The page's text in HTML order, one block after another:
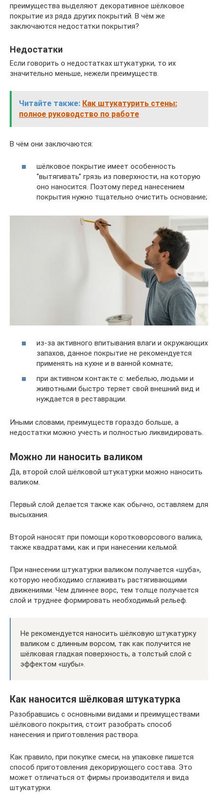
преимущества выделяют декоративное шёлковое
покрытие из ряда других покрытий. В чём же
заключаются недостатки покрытия?
Недостатки
Если говорить о недостатках штукатурки, то их
значительно меньше, нежели преимуществ.
Читайте также: Как штукатурить стены:
полное руководство по работе
В чём они заключаются:
шёлковое покрытие имеет особенность
“вытягивать” грязь из поверхности, на которую
оно наносится. Поэтому перед нанесением
покрытия нужно тщательно очистить основание;
из-за активного впитывания влаги и окружающих
запахов, данное покрытие не рекомендуется
применять на кухне и в ванной комнате;
при активном контакте с: мебелью, людьми и
животными быстро теряет свой внешний вид и
нуждается в реставрации.
Иными словами, преимуществ гораздо больше, а
недостатки можно учесть и полностью ликвидировать.
Можно ли наносить валиком
Да, второй слой шёлковой штукатурки можно наносить
валиком.
Первый слой делается также как обычно, оставляем для
высыхания.
Второй наносят при помощи коротковорсового валика,
также квадратами, как и при нанесении кельмой.
При нанесении штукатурки валиком получается «шуба»,
которую необходимо сглаживать растягивающими
движениями. Чем длиннее ворс, тем толще получается
слой и труднее формировать необходимый рельеф.
Не рекомендуется наносить шёлковую штукатурку
валиком с длинным ворсом, так как получится не
шёлковая гладкая поверхность, а толстый слой с
эффектом «шубы».
Как наносится шёлковая штукатурка
Разобравшись с основными видами и преимуществами
шёлкового покрытия, стоит разобрать способ
нанесения и приготовления раствора.
Как правило, при покупке смеси, на упаковке пишется
способ приготовления декорирующего состава. Это
может отличаться от фирмы производителя и вида
штукатурки.